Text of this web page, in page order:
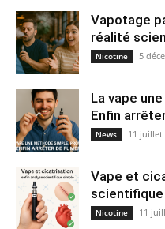
Vapotage
réalité
Nicotine 5
La vape
Enfin
News 11 juillet
Vape et
Nicotine 11